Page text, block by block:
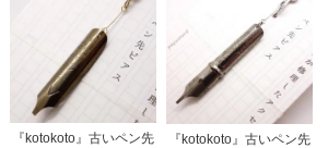
『kotokoto』古いペン先
『kotokoto』古いペン先